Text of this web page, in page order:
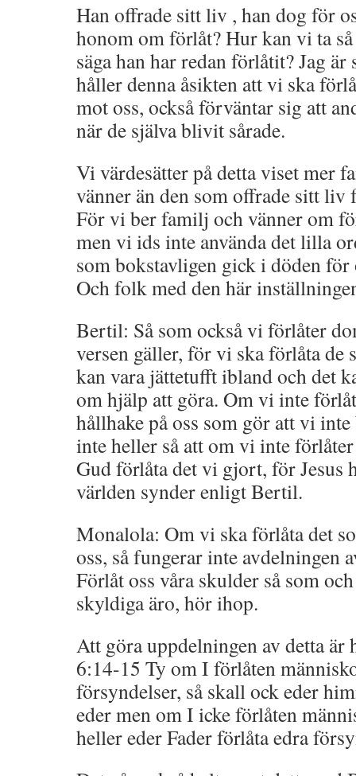
Han offrade sitt liv , han dog för
honom om förlåt? Hur kan vi ta
säga han har redan förlåtit? Jag är
håller denna åsikten att vi ska
mot oss, också förväntar sig att
när de själva blivit sårade.
Vi värdesätter på detta viset mer
vänner än den som offrade sitt liv
För vi ber familj och vänner om
men vi ids inte använda det lilla
som bokstavligen gick i döden för
Och folk med den här
Bertil: Så som också vi förlåter
versen gäller, för vi ska förlåta de
kan vara jättetufft ibland och det
om hjälp att göra. Om vi inte
hållhake på oss som gör att vi
inte heller så att om vi inte
Gud förlåta det vi gjort, för Jesus
världen synder enligt Bertil.
Monalola: Om vi ska förlåta det
oss, så fungerar inte avdelningen
Förlåt oss våra skulder så som
skyldiga äro, hör ihop.
Att göra uppdelningen av detta
6:14-15 Ty om I förlåten
försyndelser, så skall ock eder
eder men om I icke förlåten
heller eder Fader förlåta edra